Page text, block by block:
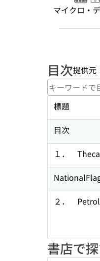
マイクロ・
目次提供元
標題
目次
１．
２．
書店で